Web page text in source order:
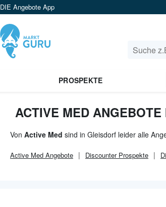
DIE Angebote App
PROSPEKTE
ACTIVE MED
Von Active Med sind in Gleisdorf leider alle
Active Med Angebote DiscounterProspekte